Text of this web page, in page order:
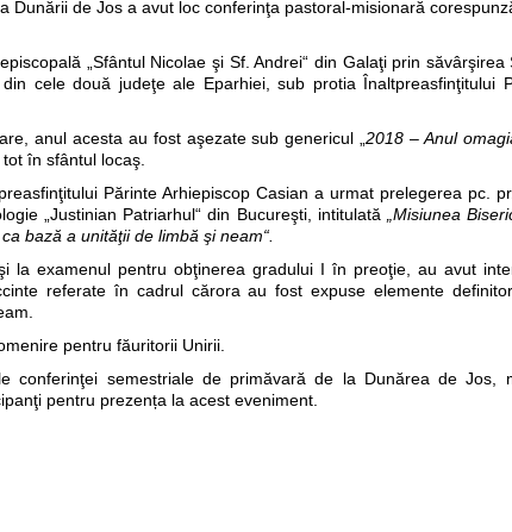
Dunării de Jos a avut loc conferinţa pastoral-misionară
„Sfântul Nicolae şi Sf. Andrei“ din Galaţi prin săvârşirea
cele două judeţe ale Eparhiei, sub protia Înaltpreasfinţitului
anul acesta au fost aşezate sub genericul „2018 –Anul
în sfântul locaş.
Părinte Arhiepiscop Casian a urmat prelegerea pc.
„Justinian Patriarhul“ din Bucureşti, intitulată„Misiunea
bază a unităţii de limbă şi neam“.
la examenul pentru obţinerea gradului I în preoţie, au avut
referate în cadrul cărora au fost expuse elemente
pentru făuritorii Unirii.
conferinţei semestriale de primăvară de la Dunărea de Jos,
pentru prezența la acest eveniment.